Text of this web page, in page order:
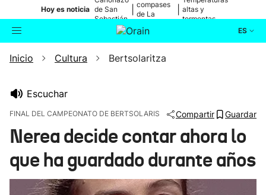
Hoy es noticia de San
Sebastián
compases
de La
altas y
tormentas
ES
Buscador Actualidad
Ikusmiran
Eguraldia
Inicio Cultura Bertsolaritza
Escuchar
FINAL DEL CAMPEONATO DE BERTSOLARIS Compartir Guardar
Nerea decide contar ahora lo
que ha guardado durante años